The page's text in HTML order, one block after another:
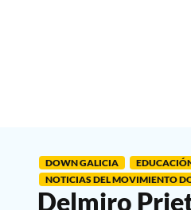
DOWN GALICIA
NOTICIAS DEL MOVIMIENTO
Delmiro